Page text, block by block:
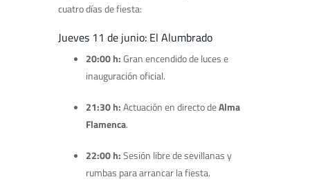
cuatro días de fiesta:
Jueves 11 de junio: El Alumbrado
20:00 h:Gran encendido de luces e
inauguración oficial.
21:30 h:Actuación en directo deAlma
Flamenca.
22:00 h:Sesión libre de sevillanas y
rumbas para arrancar la fiesta.